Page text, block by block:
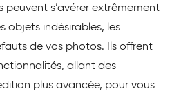
peuvent s’avérer extrêmement
objets indésirables, les
de vos photos. Ils offrent
allant des
plus avancée, pour vous